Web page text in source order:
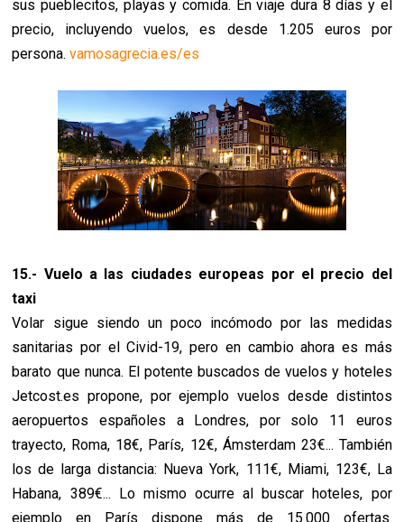
sus pueblecitos, playas y comida. En viaje dura 8 días y el
precio, incluyendo vuelos, es desde 1.205 euros por
persona.vamosagrecia.es/es
15.- Vuelo a las ciudades europeas por el precio del
taxi
Volar sigue siendo un poco incómodo por las medidas
sanitarias por el Civid-19, pero en cambio ahora es más
barato que nunca. El potente buscados de vuelos y hoteles
Jetcost.es propone, por ejemplo vuelos desde distintos
aeropuertos españoles a Londres, por solo 11 euros
trayecto, Roma, 18€, París, 12€, Ámsterdam 23€... También
los de larga distancia: Nueva York, 111€, Miami, 123€, La
Habana, 389€... Lo mismo ocurre al buscar hoteles, por
ejemplo en París dispone más de 15.000 ofertas.